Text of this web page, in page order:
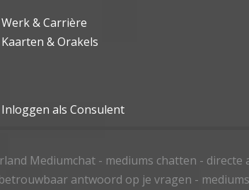
Werk & Carrière
Kaarten & Orakels
Inloggen als Consulent
Mediumchat - mediums chatten - directe
antwoord op je vragen -